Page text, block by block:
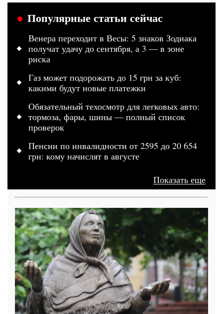
Популярные статьи сейчас
Венера переходит в Весы: 5 знаков Зодиака
получат удачу до сентября, а 3 — в зоне
риска
Газ может подорожать до 15 грн за куб:
какими будут новые платежки
Обязательный техосмотр для легковых авто:
тормоза, фары, шины — полный список
проверок
Пенсии по инвалидности от 2595 до 20 654
грн: кому начислят в августе
Показать еще